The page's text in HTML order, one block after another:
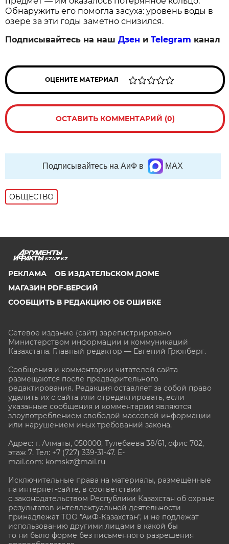
Обнаружить его помогла засуха: уровень воды в
озере за эти годы заметно снизился.
Подписывайтесь на нашДзен иTelegram канал
ОЦЕНИТЕ МАТЕРИАЛ
ОСТАВИТЬ КОММЕНТАРИЙ (0)
Подписывайтесь на АиФ в MAX
ОБЩЕСТВО
KZAIF.KZ
РЕКЛАМА
ОБ ИЗДАТЕЛЬСКОМ ДОМЕ
МАГАЗИН PDF-ВЕРСИЙ
СООБЩИТЬ В РЕДАКЦИЮ ОБ ОШИБКЕ
Сетевое издание (сайт) зарегистрировано
Министерством информации и коммуникаций
Казахстана. Главный редактор — Евгений Грюнберг.
Сообщения и комментарии читателей сайта
размещаются после предварительного
редактирования. Редакция оставляет за собой право
удалить их с сайта или отредактировать, если
указанные сообщения и комментарии являются
злоупотреблением свободой массовой информации
или нарушением иных требований закона.
Адрес: г. Алматы, 050000, Тулебаева 38/61, офис 702,
этаж 7. Тел: +7 (727) 339-31-47. E-
mail.com: komskz@mail.ru
Исключительные права на материалы, размещённые
на интернет-сайте, в соответствии
с законодательством Республики Казахстан об охране
результатов интеллектуальной деятельности
принадлежат ТОО "АиФ-Казахстан", и не подлежат
использованию другими лицами в какой бы
то ни было форме без письменного разрешения